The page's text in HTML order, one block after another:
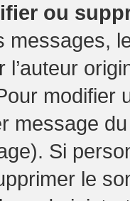
ou
messages,
l’auteur
modifier
message
Si
le